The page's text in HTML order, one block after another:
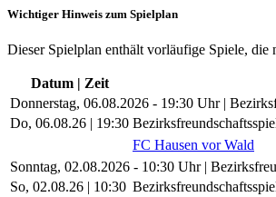
Wichtiger Hinweis zum Spielplan
Dieser Spielplan enthält vorläufige Spiele,
Datum | Zeit
Donnerstag, 06.08.2026 - 19:30 Uhr |
Do, 06.08.26 | 19:30
FC Hausen vor Wald
Sonntag, 02.08.2026 - 10:30 Uhr |
So, 02.08.26 | 10:30